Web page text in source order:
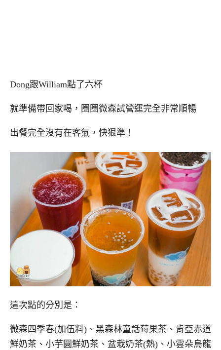
Dong跟William點了六杯
就準備帶回家喝，圈圈微森試營運完全非常順暢
出餐完全沒有在客氣，快狠準！
這次點的分別是：
微森四季春(加伍料)、黑森林童話莓果茶、肯亞赤道
鮮奶茶、小芋圓鮮奶茶、盆栽奶茶(熱)、小雲朵烏龍